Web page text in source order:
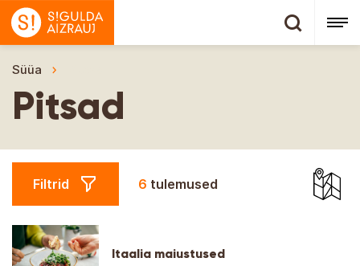
Süüa
Pitsad
Filtrid 6 tulemused
Itaalia maiustused